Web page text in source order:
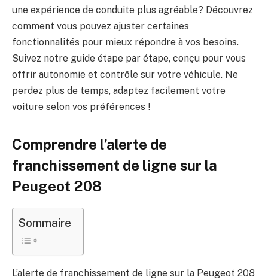
une expérience de conduite plus agréable? Découvrez
comment vous pouvez ajuster certaines
fonctionnalités pour mieux répondre à vos besoins.
Suivez notre guide étape par étape, conçu pour vous
offrir autonomie et contrôle sur votre véhicule. Ne
perdez plus de temps, adaptez facilement votre
voiture selon vos préférences !
Comprendre l’alerte de
franchissement de ligne sur la
Peugeot 208
Sommaire
L’alerte de franchissement de ligne sur la Peugeot 208